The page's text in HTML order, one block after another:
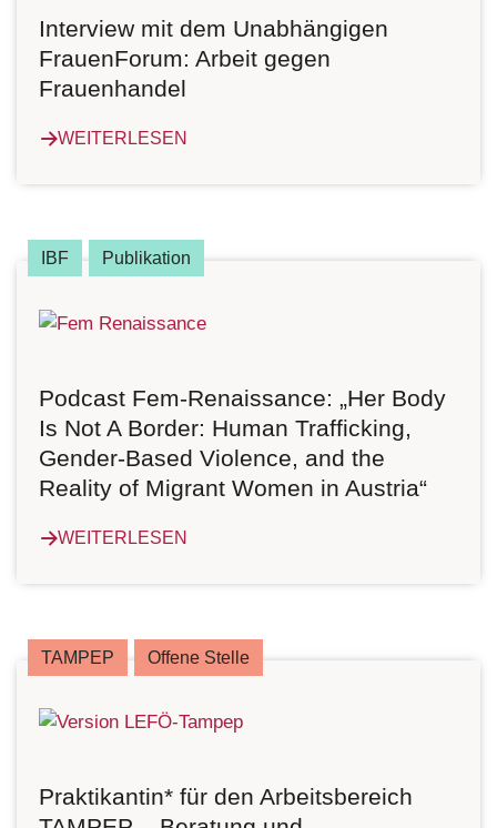
Interview mit dem Unabhängigen
FrauenForum: Arbeit gegen
Frauenhandel
WEITERLESEN
IBF Publikation
Podcast Fem-Renaissance: „Her Body
Is Not A Border: Human Trafficking,
Gender-Based Violence, and the
Reality of Migrant Women in Austria“
WEITERLESEN
TAMPEP Offene Stelle
Praktikantin* für den Arbeitsbereich